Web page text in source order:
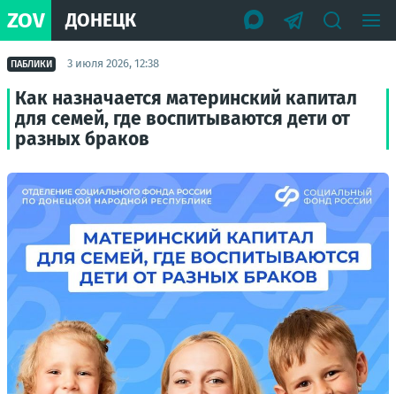
ZOV ДОНЕЦК
ПАБЛИКИ 3 июля 2026, 12:38
Как назначается материнский капитал
для семей, где воспитываются дети от
разных браков